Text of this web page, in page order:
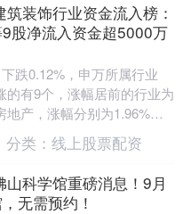
装饰行业资金流入榜：
股净流入资金超5000万
跌0.12%，申万所属行业
的有9个，涨幅居前的行业为
地产，涨幅分别为1.96%、
装饰行业今日上涨0.96....
分类： 线上股票配资
山科学馆重磅消息！9月
无需预约！